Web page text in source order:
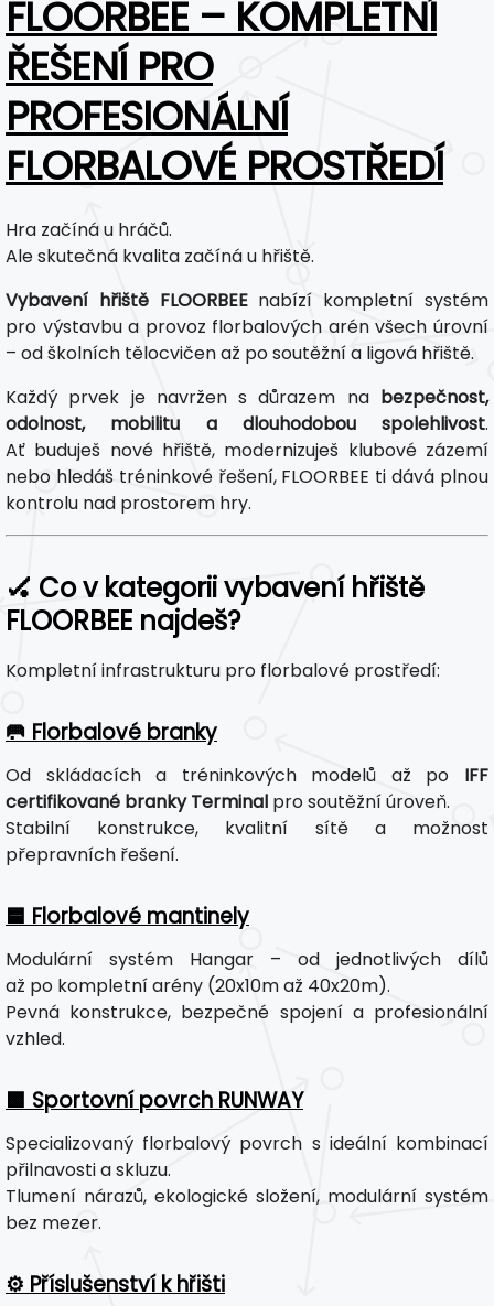
FLOORBEE – KOMPLETNÍ
ŘEŠENÍ PRO
PROFESIONÁLNÍ
FLORBALOVÉ PROSTŘEDÍ
Hra začíná u hráčů.
Ale skutečná kvalita začíná u hřiště.
Vybavení hřiště FLOORBEEnabízí kompletní systém
pro výstavbu a provoz florbalových arén všech úrovní
– od školních tělocvičen až po soutěžní a ligová hřiště.
Každý prvek je navržen s důrazem na bezpečnost,
odolnost, mobilitu a dlouhodobou spolehlivost.
Ať buduješ nové hřiště, modernizuješ klubové zázemí
nebo hledáš tréninkové řešení, FLOORBEE ti dává plnou
kontrolu nad prostorem hry.
🏑 Co v kategorii vybavení hřiště
FLOORBEE najdeš?
Kompletní infrastrukturu pro florbalové prostředí:
🥅 Florbalové branky
Od skládacích a tréninkových modelů až po IFF
certifikované branky Terminal pro soutěžní úroveň.
Stabilní konstrukce, kvalitní sítě a možnost
přepravních řešení.
🟦 Florbalové mantinely
Modulární systém Hangar – od jednotlivých dílů
až po kompletní arény (20x10m až 40x20m).
Pevná konstrukce, bezpečné spojení a profesionální
vzhled.
🟩 Sportovní povrch RUNWAY
Specializovaný florbalový povrch s ideální kombinací
přilnavosti a skluzu.
Tlumení nárazů, ekologické složení, modulární systém
bez mezer.
⚙️ Příslušenství k hřišti